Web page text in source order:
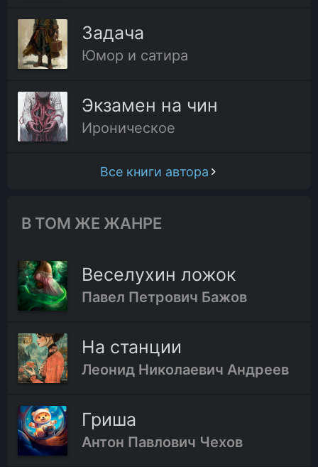
Задача
Юмор и сатира
Экзамен на чин
Ироническое
Все книги автора
В ТОМ ЖЕ ЖАНРЕ
Веселухин ложок
Павел Петрович Бажов
На станции
Леонид Николаевич Андреев
Гриша
Антон Павлович Чехов